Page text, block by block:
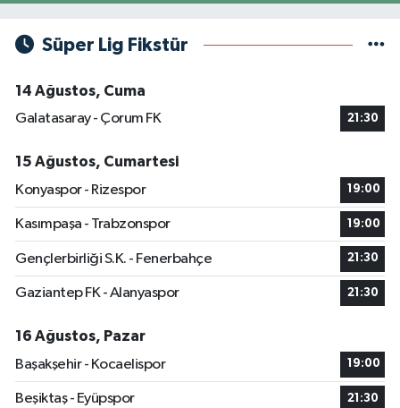
Süper Lig Fikstür
14 Ağustos, Cuma
Galatasaray - Çorum FK
21:30
15 Ağustos, Cumartesi
Konyaspor - Rizespor
19:00
Kasımpaşa - Trabzonspor 19:00
Gençlerbirliği S.K. - Fenerbahçe 21:30
Gaziantep FK - Alanyaspor 21:30
16 Ağustos, Pazar
Başakşehir - Kocaelispor
19:00
Beşiktaş - Eyüpspor 21:30